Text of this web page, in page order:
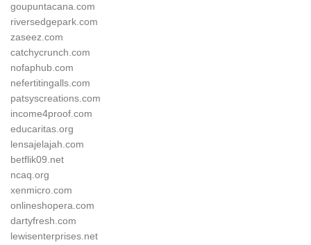
goupuntacana.com
riversedgepark.com
zaseez.com
catchycrunch.com
nofaphub.com
nefertitingalls.com
patsyscreations.com
income4proof.com
educaritas.org
lensajelajah.com
betflik09.net
ncaq.org
xenmicro.com
onlineshopera.com
dartyfresh.com
lewisenterprises.net